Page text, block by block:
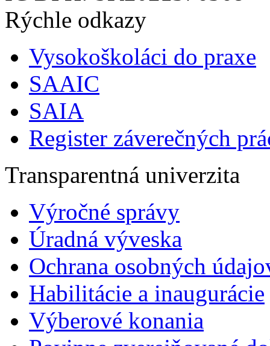
Rýchle odkazy
Vysokoškoláci do praxe
SAAIC
SAIA
Register záverečných
Transparentná univerzita
Výročné správy
Úradná výveska
Ochrana osobných
Habilitácie a inaugurácie
Výberové konania